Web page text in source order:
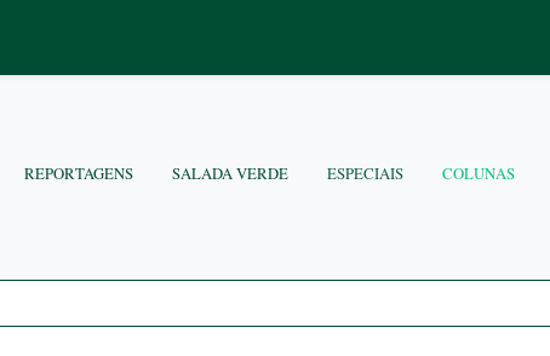
REPORTAGENS SALADA VERDE ESPECIAIS COLUNAS